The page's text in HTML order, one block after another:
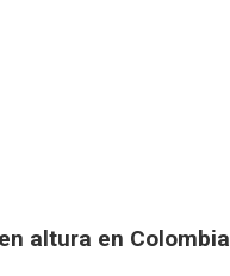
altura en Colombia